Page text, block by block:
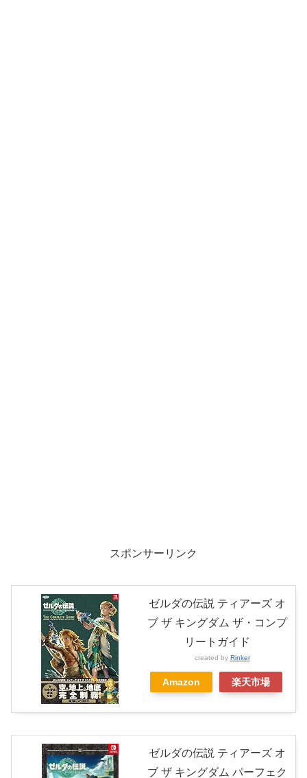
スポンサーリンク
ゼルダの伝説 ティアーズ オ
ブ ザ キングダム ザ・コンプ
リートガイド
created by Rinker
Amazon 楽天市場
ゼルダの伝説 ティアーズ オ
ブ ザ キングダム パーフェク